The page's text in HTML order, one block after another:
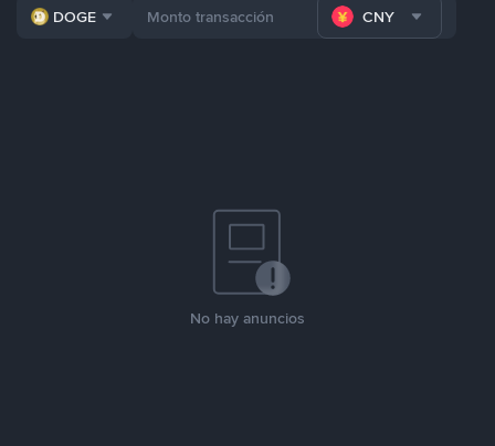
DOGE CNY
No hay anuncios